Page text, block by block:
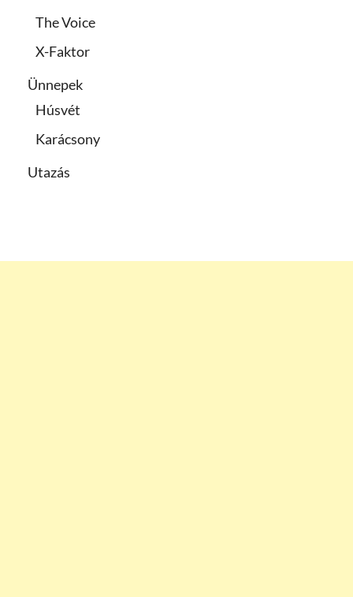
The Voice
X-Faktor
Ünnepek
Húsvét
Karácsony
Utazás